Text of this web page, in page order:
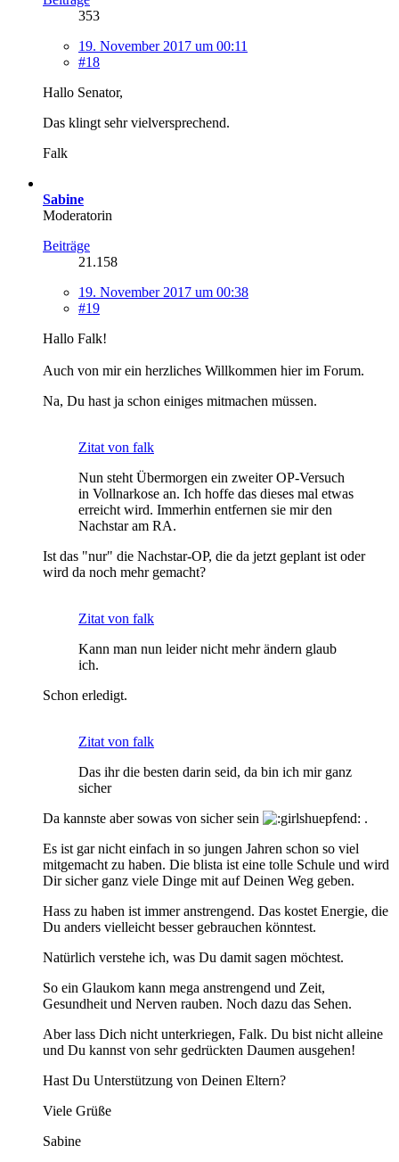
353
19. November 2017 um 00:11
#18
Hallo Senator,
Das klingt sehr vielversprechend.
Falk
Sabine
Moderatorin
Beiträge
21.158
19. November 2017 um 00:38
#19
Hallo Falk!
Auch von mir ein herzliches Willkommen hier im Forum.
Na, Du hast ja schon einiges mitmachen müssen.
Zitat von falk
Nun steht Übermorgen ein zweiter OP-Versuch
in Vollnarkose an. Ich hoffe das dieses mal etwas
erreicht wird. Immerhin entfernen sie mir den
Nachstar am RA.
Ist das "nur" die Nachstar-OP, die da jetzt geplant ist oder
wird da noch mehr gemacht?
Zitat von falk
Kann man nun leider nicht mehr ändern glaub
ich.
Schon erledigt.
Zitat von falk
Das ihr die besten darin seid, da bin ich mir ganz
sicher
Da kannste aber sowas von sicher sein
.
Es ist gar nicht einfach in so jungen Jahren schon so viel
mitgemacht zu haben. Die blista ist eine tolle Schule und wird
Dir sicher ganz viele Dinge mit auf Deinen Weg geben.
Hass zu haben ist immer anstrengend. Das kostet Energie, die
Du anders vielleicht besser gebrauchen könntest.
Natürlich verstehe ich, was Du damit sagen möchtest.
So ein Glaukom kann mega anstrengend und Zeit,
Gesundheit und Nerven rauben. Noch dazu das Sehen.
Aber lass Dich nicht unterkriegen, Falk. Du bist nicht alleine
und Du kannst von sehr gedrückten Daumen ausgehen!
Hast Du Unterstützung von Deinen Eltern?
Viele Grüße
Sabine